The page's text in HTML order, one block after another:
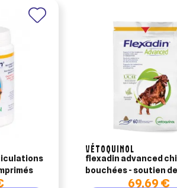
VÉTOQUINOL
flexadin advanced
bouchées - soutien
articulations69,69 €